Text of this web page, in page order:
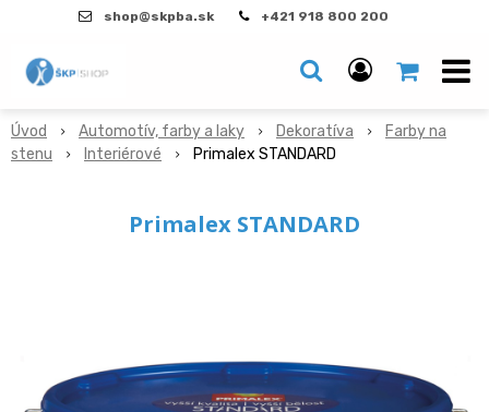
shop@skpba.sk +421 918 800 200
Úvod Automotív, farby a laky Dekoratíva
Farby na
stenu
Interiérové Primalex STANDARD
Primalex STANDARD